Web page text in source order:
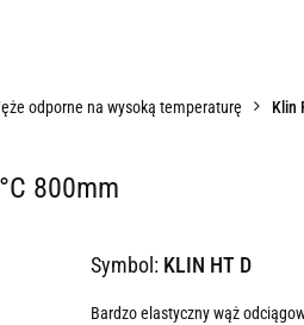
odporne na wysoką temperaturę Klin
800mm
Symbol: KLIN HT D
Bardzo elastyczny wąż